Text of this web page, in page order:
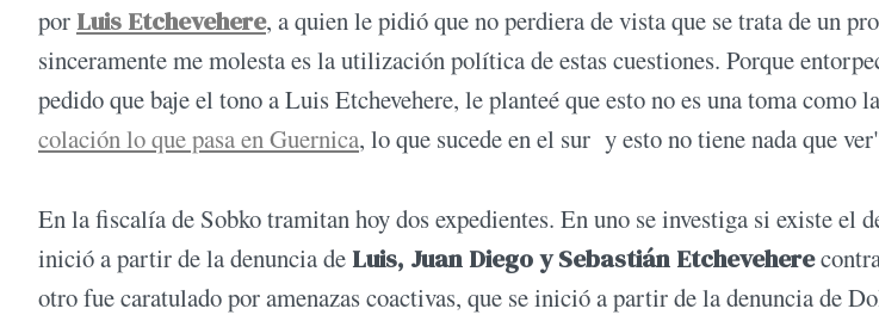
por Luis Etchevehere, a quien le pidió que no perdiera de vista que se trata de un
sinceramente me molesta es la utilización política de estas cuestiones. Porque
pedido que baje el tono a Luis Etchevehere, le planteé que esto no es una toma como
colación lo que pasa en Guernica, lo que sucede en el sur y esto no tiene nada que
En la fiscalía de Sobko tramitan hoy dos expedientes. En uno se investiga si existe el
inició a partir de la denuncia de Luis, Juan Diego y Sebastián Etchevehere
otro fue caratulado por amenazas coactivas, que se inició a partir de la denuncia de